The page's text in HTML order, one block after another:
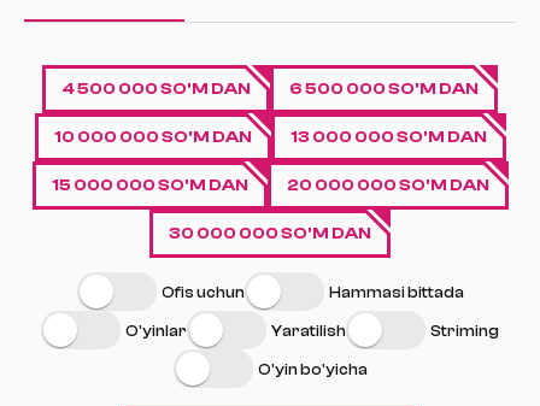
4 500 000 SO'M DAN 6 500 000 SO'M DAN
10 000 000 SO'M DAN 13 000 000 SO'M DAN
15 000 000 SO'M DAN 20 000 000 SO'M DAN
30 000 000 SO'M DAN
Ofis uchun Hammasi bittada
O'yinlar Yaratilish Striming
O'yin bo'yicha